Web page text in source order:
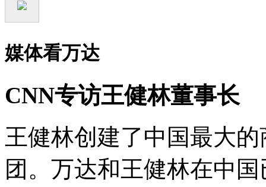
媒体看万达
CNN专访王健林董事长
王健林创建了中国最大
团。万达和王健林在中